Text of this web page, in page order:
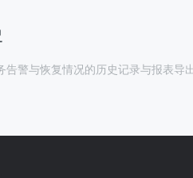
告警与恢复情况的历史记录与报表导